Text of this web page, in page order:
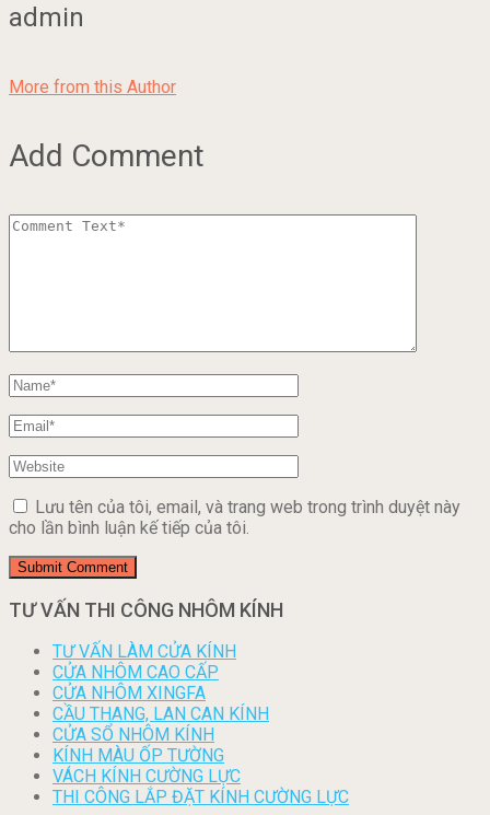
admin
More from this Author
Add Comment
Lưu tên của tôi, email, và trang web trong trình duyệt này
cho lần bình luận kế tiếp của tôi.
TƯ VẤN THI CÔNG NHÔM KÍNH
TƯ VẤN LÀM CỬA KÍNH
CỬA NHÔM CAO CẤP
CỬA NHÔM XINGFA
CẦU THANG, LAN CAN KÍNH
CỬA SỔ NHÔM KÍNH
KÍNH MÀU ỐP TƯỜNG
VÁCH KÍNH CƯỜNG LỰC
THI CÔNG LẮP ĐẶT KÍNH CƯỜNG LỰC